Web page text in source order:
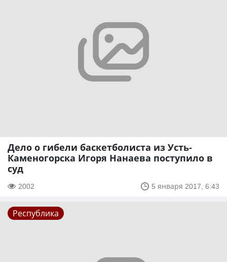
Дело о гибели баскетболиста из Усть-
Каменогорска Игоря Нанаева поступило в
суд
2002 5 января 2017, 6:43
Республика